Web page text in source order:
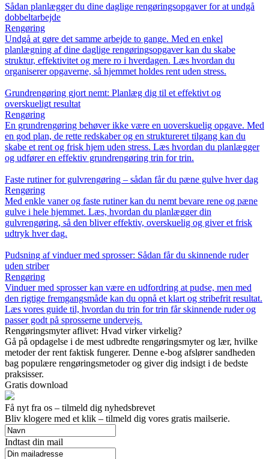
Sådan planlægger du dine daglige rengøringsopgaver for at undgå
dobbeltarbejde
Rengøring
Undgå at gøre det samme arbejde to gange. Med en enkel
planlægning af dine daglige rengøringsopgaver kan du skabe
struktur, effektivitet og mere ro i hverdagen. Læs hvordan du
organiserer opgaverne, så hjemmet holdes rent uden stress.
Grundrengøring gjort nemt: Planlæg dig til et effektivt og
overskueligt resultat
Rengøring
En grundrengøring behøver ikke være en uoverskuelig opgave. Med
en god plan, de rette redskaber og en struktureret tilgang kan du
skabe et rent og frisk hjem uden stress. Læs hvordan du planlægger
og udfører en effektiv grundrengøring trin for trin.
Faste rutiner for gulvrengøring – sådan får du pæne gulve hver dag
Rengøring
Med enkle vaner og faste rutiner kan du nemt bevare rene og pæne
gulve i hele hjemmet. Læs, hvordan du planlægger din
gulvrengøring, så den bliver effektiv, overskuelig og giver et frisk
udtryk hver dag.
Pudsning af vinduer med sprosser: Sådan får du skinnende ruder
uden striber
Rengøring
Vinduer med sprosser kan være en udfordring at pudse, men med
den rigtige fremgangsmåde kan du opnå et klart og stribefrit resultat.
Læs vores guide til, hvordan du trin for trin får skinnende ruder og
passer godt på sprosserne undervejs.
Rengøringsmyter aflivet: Hvad virker virkelig?
Gå på opdagelse i de mest udbredte rengøringsmyter og lær, hvilke
metoder der rent faktisk fungerer. Denne e-bog afslører sandheden
bag populære rengøringsmetoder og giver dig indsigt i de bedste
praksisser.
Gratis download
Få nyt fra os – tilmeld dig nyhedsbrevet
Bliv klogere med et klik – tilmeld dig vores gratis mailserie.
Indtast din mail